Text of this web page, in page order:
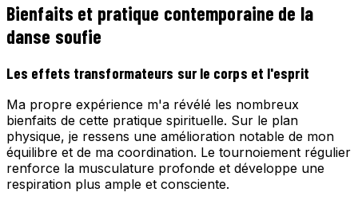
Bienfaits et pratique contemporaine de la
danse soufie
Les effets transformateurs sur le corps et l'esprit
Ma propre expérience m'a révélé les nombreux
bienfaits de cette pratique spirituelle. Sur le plan
physique, je ressens une amélioration notable de mon
équilibre et de ma coordination. Le tournoiement régulier
renforce la musculature profonde et développe une
respiration plus ample et consciente.